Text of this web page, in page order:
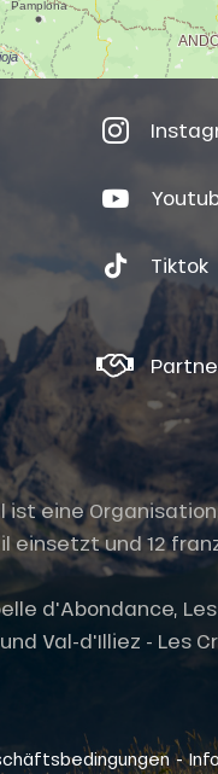
Tiktok
eine
einsetzt und 12
d'Abondance,
Val-d'Illiez - Les
-